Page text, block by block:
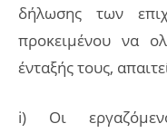
δήλωσης των
προκειμένου να
ένταξής τους,
i) Οι